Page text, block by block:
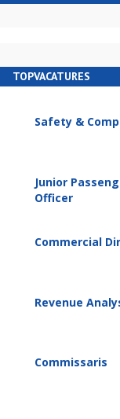
TOPVACATURES
Safety &
Junior
Officer
Commercial
Revenue
Commissaris